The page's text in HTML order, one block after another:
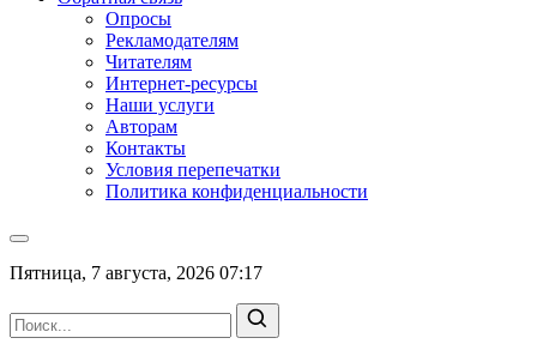
Опросы
Рекламодателям
Читателям
Интернет-ресурсы
Наши услуги
Авторам
Контакты
Условия перепечатки
Политика конфиденциальности
Пятница, 7 августа, 2026 07:17